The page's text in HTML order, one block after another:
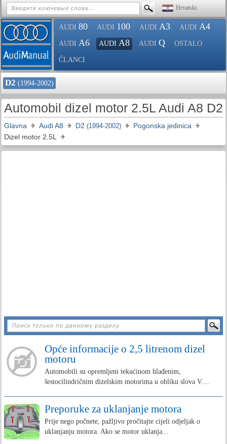
Hrvatski
AUDI 80 AUDI 100 AUDI A3 AUDI A4
AUDI A6 AUDI A8 AUDI Q OSTALO
ČLANCI
D2 (1994-2002)
Automobil dizel motor 2.5L Audi A8 D2
Glavna Audi A8 D2 (1994-2002)
Pogonska jedinica
Dizel motor 2.5L
Opće informacije o 2,5 litrenom dizel
motoru
Automobili su opremljeni tekućinom hlađenim,
šestocilindričnim dizelskim motorima u obliku slova V....
Preporuke za uklanjanje motora
Prije nego počnete, pažljivo pročitajte cijeli odjeljak o
uklanjanju motora. Ako se motor uklanja...